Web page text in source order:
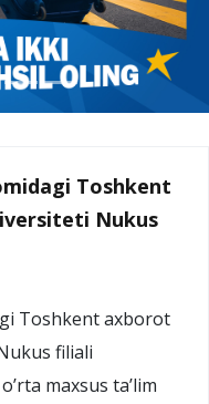
Toshkent
Nukus
Toshkent axborot
filiali
maxsus ta’lim